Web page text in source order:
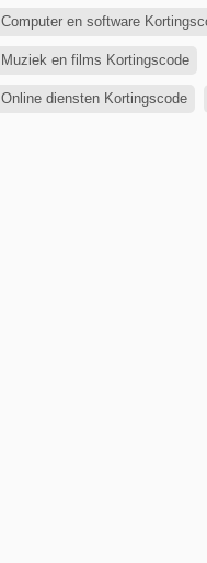
Computer en software
Muziek en films Kortingscode
Online diensten Kortingscode